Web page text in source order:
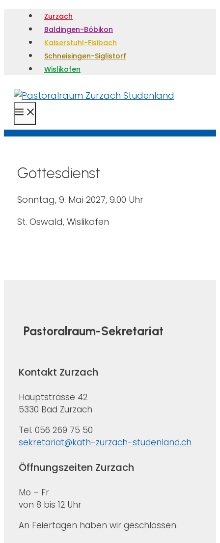
Zurzach
Baldingen-Böbikon
Kaiserstuhl-Fisibach
Schneisingen-Siglistorf
Wislikofen
Menü
Gottesdienst
Sonntag, 9. Mai 2027, 9.00 Uhr
St. Oswald, Wislikofen
Pastoralraum-Sekretariat
Kontakt Zurzach
Hauptstrasse 42
5330 Bad Zurzach
Tel. 056 269 75 50
sekretariat@kath-zurzach-studenland.ch
Öffnungszeiten Zurzach
Mo – Fr
von 8 bis 12 Uhr
An Feiertagen haben wir geschlossen.